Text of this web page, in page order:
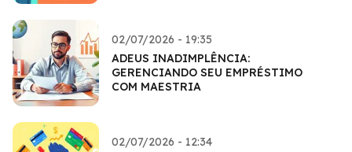
02/07/2026 - 19:35
ADEUS INADIMPLÊNCIA:
GERENCIANDO SEU EMPRÉSTIMO
COM MAESTRIA
02/07/2026 - 12:34